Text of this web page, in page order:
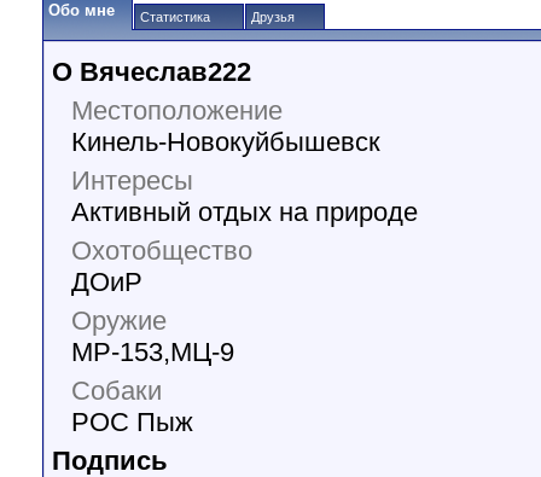
Обо мне Статистика Друзья
О Вячеслав222
Местоположение
Кинель-Новокуйбышевск
Интересы
Активный отдых на природе
Охотобщество
ДОиР
Оружие
МР-153,МЦ-9
Собаки
РОС Пыж
Подпись